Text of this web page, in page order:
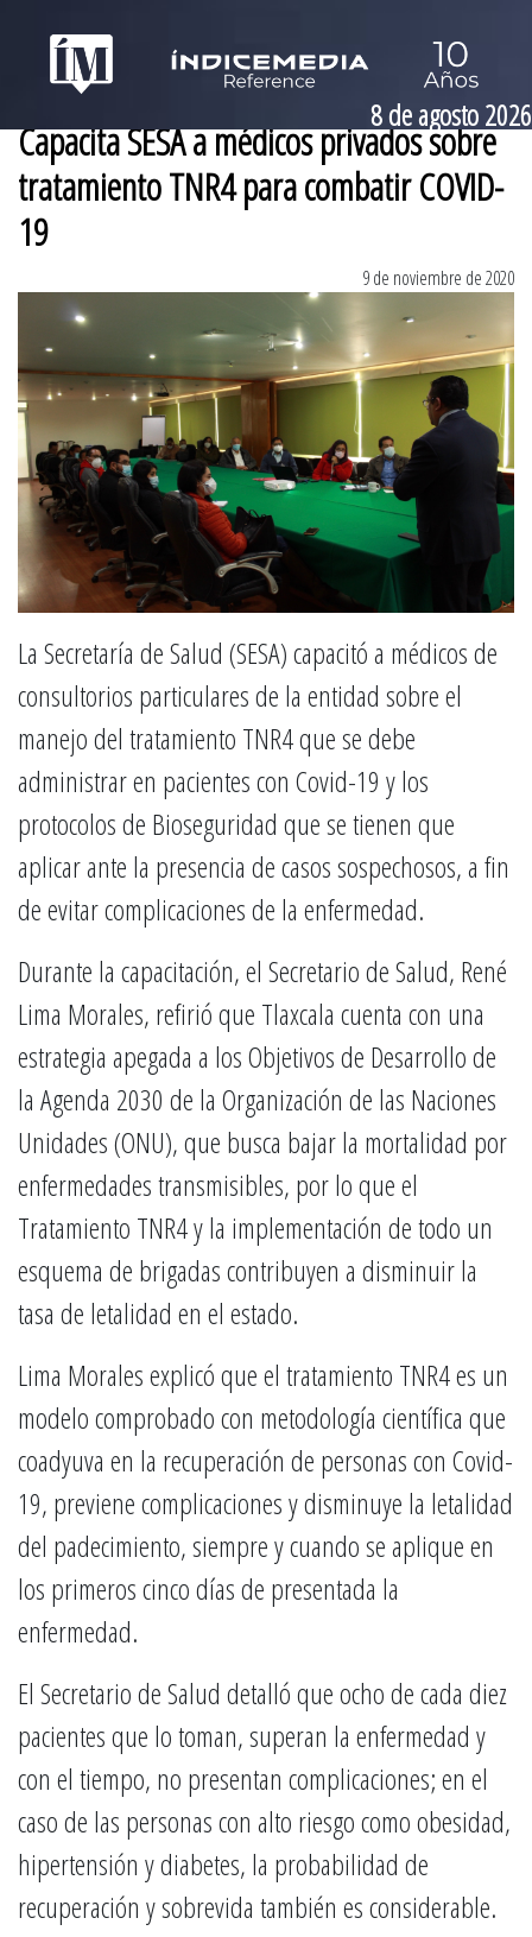
8 de agosto 2026
Capacita SESA a médicos privados sobre
tratamiento TNR4 para combatir COVID-
19
9 de noviembre de 2020
La Secretaría de Salud (SESA) capacitó a médicos de
consultorios particulares de la entidad sobre el
manejo del tratamiento TNR4 que se debe
administrar en pacientes con Covid-19 y los
protocolos de Bioseguridad que se tienen que
aplicar ante la presencia de casos sospechosos, a fin
de evitar complicaciones de la enfermedad.
Durante la capacitación, el Secretario de Salud, René
Lima Morales, refirió que Tlaxcala cuenta con una
estrategia apegada a los Objetivos de Desarrollo de
la Agenda 2030 de la Organización de las Naciones
Unidades (ONU), que busca bajar la mortalidad por
enfermedades transmisibles, por lo que el
Tratamiento TNR4 y la implementación de todo un
esquema de brigadas contribuyen a disminuir la
tasa de letalidad en el estado.
Lima Morales explicó que el tratamiento TNR4 es un
modelo comprobado con metodología científica que
coadyuva en la recuperación de personas con Covid-
19, previene complicaciones y disminuye la letalidad
del padecimiento, siempre y cuando se aplique en
los primeros cinco días de presentada la
enfermedad.
El Secretario de Salud detalló que ocho de cada diez
pacientes que lo toman, superan la enfermedad y
con el tiempo, no presentan complicaciones; en el
caso de las personas con alto riesgo como obesidad,
hipertensión y diabetes, la probabilidad de
recuperación y sobrevida también es considerable.